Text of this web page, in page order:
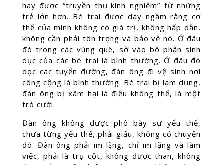
hay được “truyền thụ kinh nghiệm” từ những
trẻ lớn hơn. Bé trai được dạy ngầm rằng cơ
thể của mình không có giá trị, không hấp dẫn,
không cần phải tôn trọng và bảo vệ nó. Ở đâu
đó trong các vùng quê, sờ vào bộ phận sinh
dục của các bé trai là bình thường. Ở đâu đó
dọc các tuyến đường, đàn ông đi vệ sinh nơi
công cộng là bình thường. Bé trai bị lạm dụng,
đàn ông bị xâm hại là điều không thể, là một
trò cười.
Đàn ông không được phô bày sự yếu thế,
chưa từng yếu thế, phải giấu, không có chuyện
đó. Đàn ông phải im lặng, chỉ im lặng và làm
việc, phải là trụ cột, không được than, không